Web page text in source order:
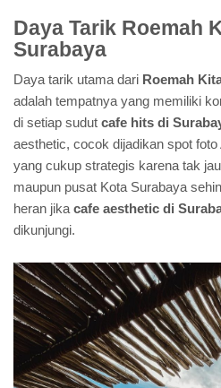
Daya Tarik Roemah
Surabaya
Daya tarik utama dari Roemah
adalah tempatnya yang memiliki
di setiap sudut cafe hits di
aesthetic, cocok dijadikan spot
yang cukup strategis karena tak
maupun pusat Kota Surabaya
heran jika cafe aesthetic di
dikunjungi.